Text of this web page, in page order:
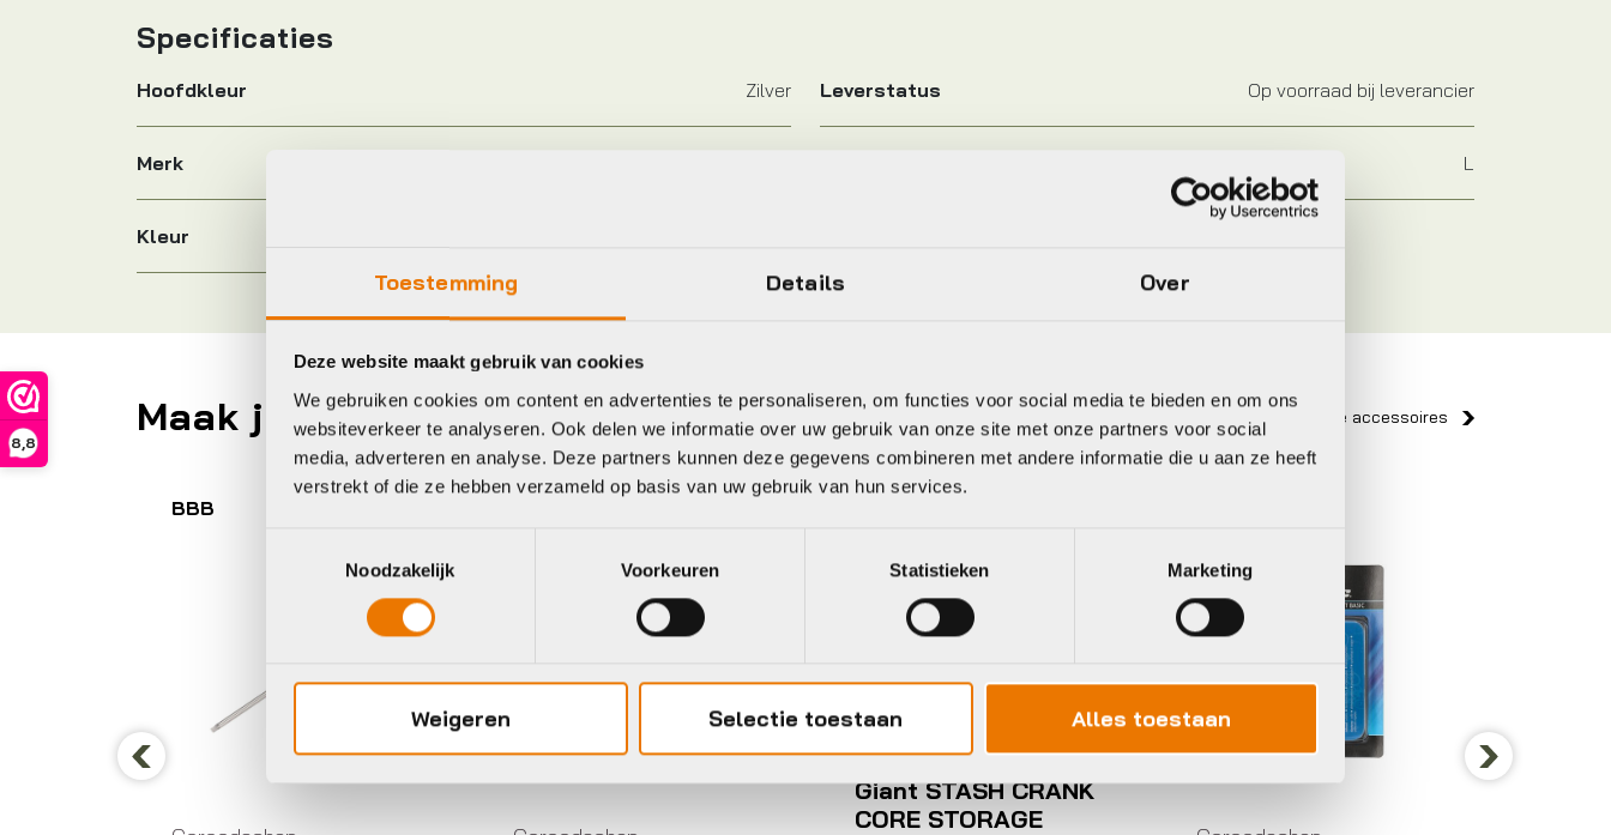
Toestemming Details Over
Deze website maakt gebruik van cookies
We gebruiken cookies om content en advertenties te personaliseren, om functies voor social media te bieden en om ons
websiteverkeer te analyseren. Ook delen we informatie over uw gebruik van onze site met onze partners voor social
media, adverteren en analyse. Deze partners kunnen deze gegevens combineren met andere informatie die u aan ze heeft
verstrekt of die ze hebben verzameld op basis van uw gebruik van hun services.
Noodzakelijk
Voorkeuren Statistieken Marketing
Weigeren Selectie toestaan Alles toestaan
8,8
Specificaties
Hoofdkleur Zilver Leverstatus Op voorraad bij leverancier
Merk L
Kleur
Maak je fiets compleet Bekijk alle accessoires
Previous
BBB
Gereedschap
Giant STASH CRANK
CORE STORAGE
Next